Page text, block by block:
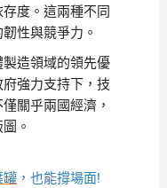
度。這兩種不同
性與競爭力。
造領域的領先優
強力支持下，技
關乎兩國經濟，
。
罐，也能撐場面!